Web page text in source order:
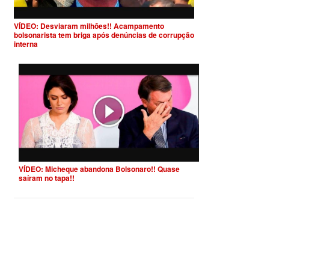
VÍDEO: Desviaram milhões!! Acampamento
bolsonarista tem briga após denúncias de corrupção
interna
VÍDEO: Micheque abandona Bolsonaro!! Quase
saíram no tapa!!